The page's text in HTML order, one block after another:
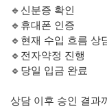
🔹신분증 확인
🔹휴대폰 인증
🔹현재 수입 흐름 상
🔹전자약정 진행
🔹당일 입금 완료
상담 이후 승인 결과